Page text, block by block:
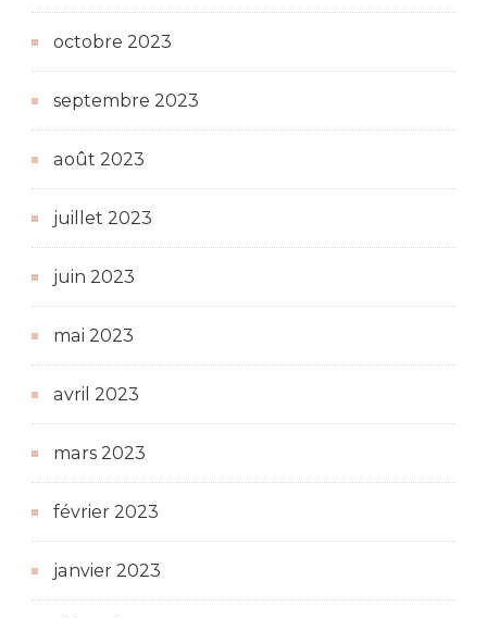
octobre 2023
septembre 2023
août 2023
juillet 2023
juin 2023
mai 2023
avril 2023
mars 2023
février 2023
janvier 2023